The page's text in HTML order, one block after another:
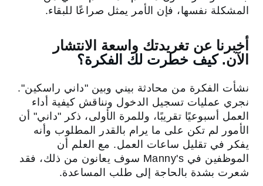
المشكلة نفسها، فإن الأمر يمثل صراعًا للبقاء.
أخبرنا عن تغريدتك واسعة الانتشار
الآن.كيف خطرت لك الفكرة؟
نشأت الفكرة من محادثة بيني وبين "داني راسكين".
نجري عمليات تسجيل الدخول ونناقش كيفية أداء
العمل أسبوعيًا تقريبًا، وللمرة الأولى، ذكر "داني" أن
الأمور لم تكن على ما يرام بالقدر المطلوب وأنه
يفكر في تقليل ساعات العمل. مع العلم أن
الموظفين في Manny's سوف يعانون من ذلك، فقد
شعرت بشدة بالحاجة إلى طلب المساعدة.